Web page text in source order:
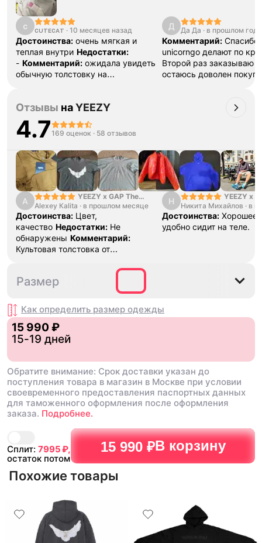
Сплит: 7995₽,
остаток потом
15 990 ₽В корзину
ᴄ ᴄᴜᴛᴇᴄᴀᴛ · 10 месяцев назад
Достоинства: очень мягкая и
теплая внутри Недостатки:
- Комментарий: ожидала увидеть
обычную толстовку на
спасибо юникорн за быструю
доставку! уже не первый раз беру,
но к сожалению нету фоток в ней(
Д Да Да · в прошлом году
Комментарий: Спасибо
unicorngo делают по
Второй раз заказываю
остаюсь доволен
Отзывы наYEEZY
4.7169 оценок · 58 отзывов
A
YEEZY x GAP The
Perfect Hoodie Light
Brown
Alexey Каlita · в прошлом месяце
Достоинства: Цвет,
качество Недостатки: Не
обнаружены Комментарий:
Культовая толстовка от
Маломерит, поэтому берите на
размер больше и будет вам
Н
YEEZY x
Balenciaga
Никита Михайлов · в
Достоинства: Хорошее
удобно сидит на теле.
Размер
Как определить размер одежды
15 990 ₽
15-19 дней
Обратите внимание: Срок доставки указан до
поступления товара в магазин в Москве при условии
своевременного предоставления паспортных данных
для таможенного оформления после оформления
заказа. Подробнее.
Похожие товары